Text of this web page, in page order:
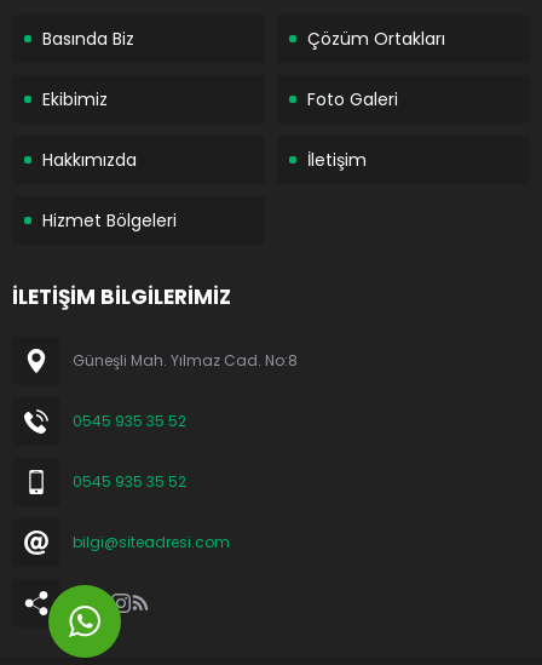
Basında Biz Çözüm Ortakları
Ekibimiz Foto Galeri
Hakkımızda İletişim
Hizmet Bölgeleri
İLETİŞİM BİLGİLERİMİZ
Güneşli Mah. Yılmaz Cad. No:8
0545 935 35 52
0545 935 35 52
bilgi@siteadresi.com